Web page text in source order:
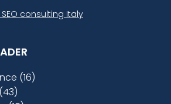
consulting Italy
(16)